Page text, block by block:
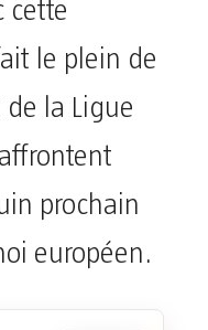
cette
le plein de
la Ligue
prochain
européen.